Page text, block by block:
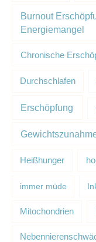
Burnout
Energiemangel
Chronische
Durchschlafen
Erschöpfung
Heißhunger
immer müde
Mitochondrien